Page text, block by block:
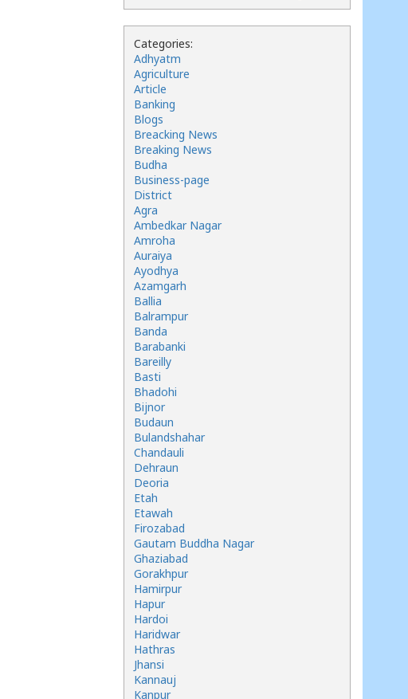
Categories:
Adhyatm
Agriculture
Article
Banking
Blogs
Breacking News
Breaking News
Budha
Business-page
District
Agra
Ambedkar Nagar
Amroha
Auraiya
Ayodhya
Azamgarh
Ballia
Balrampur
Banda
Barabanki
Bareilly
Basti
Bhadohi
Bijnor
Budaun
Bulandshahar
Chandauli
Dehraun
Deoria
Etah
Etawah
Firozabad
Gautam Buddha Nagar
Ghaziabad
Gorakhpur
Hamirpur
Hapur
Hardoi
Haridwar
Hathras
Jhansi
Kannauj
Kanpur